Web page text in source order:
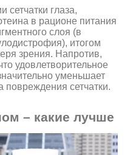
глаза,
в рационе питания
слоя (в
итогом
зрения. Напротив,
удовлетворительное
уменьшает
повреждения сетчатки.
– какие лучше